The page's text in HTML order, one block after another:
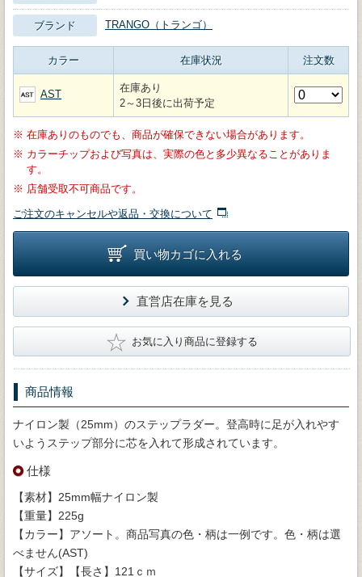
ブランド TRANGO（トランゴ）
カラー 在庫状況 注文数
AST
在庫あり
2～3日後に出荷予定
※ 在庫ありのものでも、商品が確保できない場合があります。
※ カラーチップおよび写真は、実際の色と多少異なることがありま
す。
※ 店舗受取不可商品です。
ご注文のキャンセルや返品・交換について
買い物カゴに入れる
直営店在庫を見る
★ お気に入り商品に登録する
商品情報
ナイロン製（25mm）のステップラダー。登高時に足が入れやす
いようステップ部分に芯を入れて形成されています。
仕様
【素材】25mm幅ナイロン製
【重量】225g
【カラー】アソート。商品写真の色・柄は一例です。色・柄は選
べません(AST)
【サイズ】【長さ】121ｃｍ